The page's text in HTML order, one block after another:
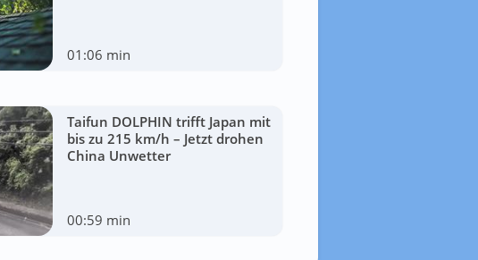
01:06 min
Taifun DOLPHIN trifft Japan mit
bis zu 215 km/h – Jetzt drohen
China Unwetter
00:59 min